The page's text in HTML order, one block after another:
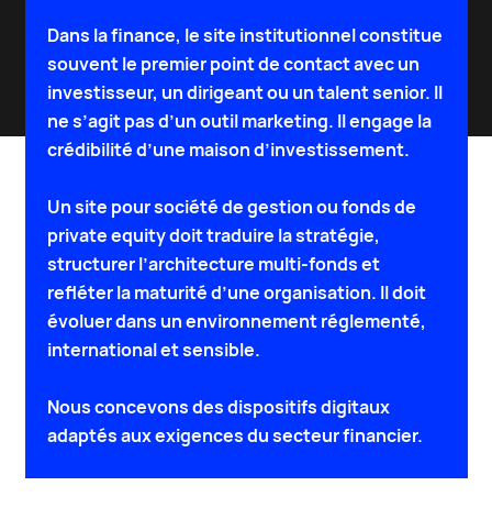
Dans la finance, le site institutionnel constitue
souvent le premier point de contact avec un
investisseur, un dirigeant ou un talent senior. Il
ne s’agit pas d’un outil marketing. Il engage la
crédibilité d’une maison d’investissement.
Un site pour société de gestion ou fonds de
private equity doit traduire la stratégie,
structurer l’architecture multi-fonds et
refléter la maturité d’une organisation. Il doit
évoluer dans un environnement réglementé,
international et sensible.
Nous concevons des dispositifs digitaux
adaptés aux exigences du secteur financier.